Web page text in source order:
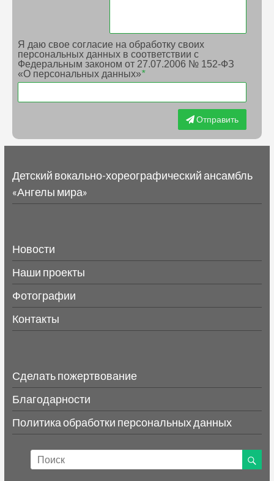
Я даю свое согласие на обработку своих
персональных данных в соответствии с
Федеральным законом от 27.07.2006 № 152-ФЗ
«О персональных данных»*
Отправить
Детский вокально-хореографический ансамбль
«Ангелы мира»
Новости
Наши проекты
Фотографии
Контакты
Сделать пожертвование
Благодарности
Политика обработки персональных данных